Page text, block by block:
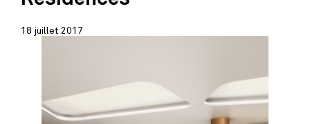
18 juillet 2017